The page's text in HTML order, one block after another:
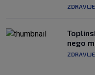
ZDRAVLJE
nego
ZDRAVLJE